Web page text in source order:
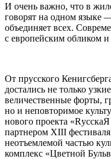
И очень важно, что в
говорят на одном языке
объединяет всех.
с европейским обликом
От прусского
достались не только
величественные форты,
но и неповторимое
нового проекта
партнером XIII
неотъемлемой частью
комплекс «Цветной